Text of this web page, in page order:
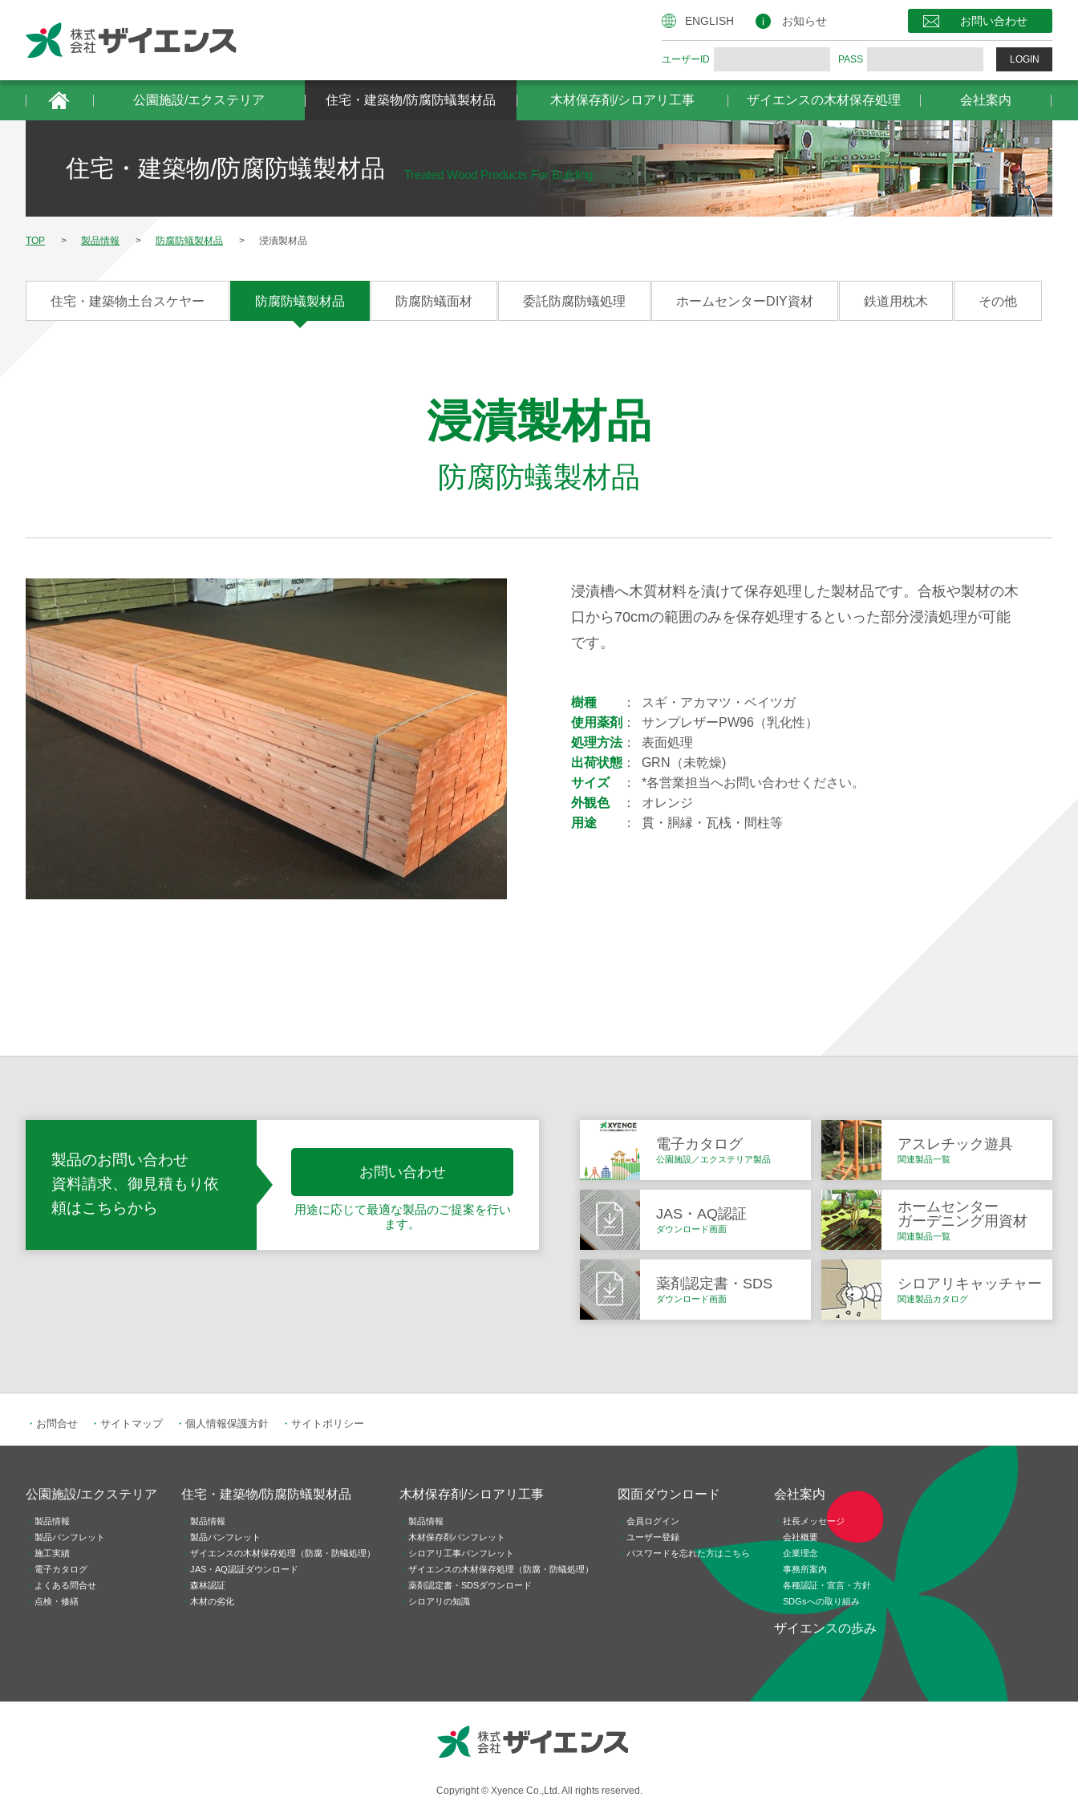
ENGLISH お知らせ お問い合わせ
ユーザーID PASS LOGIN
公園施設/エクステリア 住宅・建築物/防腐防蟻製材品 木材保存剤/シロアリ工事 ザイエンスの木材保存処理 会社案内
住宅・建築物/防腐防蟻製材品 Treated Wood Products For Building
TOP 製品情報 防腐防蟻製材品 浸漬製材品
住宅・建築物土台スケヤー 防腐防蟻製材品 防腐防蟻面材 委託防腐防蟻処理 ホームセンターDIY資材 鉄道用枕木 その他
浸漬製材品
防腐防蟻製材品
浸漬槽へ木質材料を漬けて保存処理した製材品です。合板や製材の木
口から70cmの範囲のみを保存処理するといった部分浸漬処理が可能
です。
樹種
スギ・アカマツ・ベイツガ
使用薬剤
サンプレザーPW96（乳化性）
処理方法
表面処理
出荷状態
GRN（未乾燥)
サイズ
*各営業担当へお問い合わせください。
外観色
オレンジ
用途
貫・胴縁・瓦桟・間柱等
製品のお問い合わせ
資料請求、御見積もり依
頼はこちらから
お問い合わせ
用途に応じて最適な製品のご提案を行い
ます。
電子カタログ
公園施設／エクステリア製品
アスレチック遊具
関連製品一覧
JAS・AQ認証
ダウンロード画面
ホームセンター
ガーデニング用資材
関連製品一覧
薬剤認定書・SDS
ダウンロード画面
シロアリキャッチャー
関連製品カタログ
お問合せ サイトマップ 個人情報保護方針 サイトポリシー
公園施設/エクステリア
製品情報
製品パンフレット
施工実績
電子カタログ
よくある問合せ
点検・修繕
住宅・建築物/防腐防蟻製材品
製品情報
製品パンフレット
ザイエンスの木材保存処理（防腐・防蟻処理）
JAS・AQ認証ダウンロード
森林認証
木材の劣化
木材保存剤/シロアリ工事
製品情報
木材保存剤パンフレット
シロアリ工事パンフレット
ザイエンスの木材保存処理（防腐・防蟻処理）
薬剤認定書・SDSダウンロード
シロアリの知識
図面ダウンロード
会員ログイン
ユーザー登録
パスワードを忘れた方はこちら
会社案内
社長メッセージ
会社概要
企業理念
事務所案内
各種認証・宣言・方針
SDGsへの取り組み
ザイエンスの歩み
Copyright © Xyence Co.,Ltd. All rights reserved.
ザイエンスの木材保存処理 会社案内 お問い合わせ